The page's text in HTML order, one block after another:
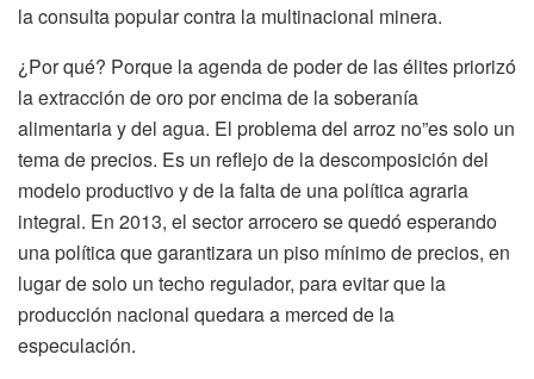
la consulta popular contra la multinacional minera.
¿Por qué? Porque la agenda de poder de las élites priorizó
la extracción de oro por encima de la soberanía
alimentaria y del agua. El problema del arroz no”es solo un
tema de precios. Es un reflejo de la descomposición del
modelo productivo y de la falta de una política agraria
integral. En 2013, el sector arrocero se quedó esperando
una política que garantizara un piso mínimo de precios, en
lugar de solo un techo regulador, para evitar que la
producción nacional quedara a merced de la
especulación.